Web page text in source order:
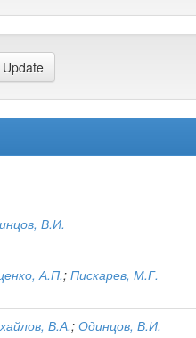
В.И.
А.П.; Пискарев, М.Г.
В.А.; Одинцов, В.И.